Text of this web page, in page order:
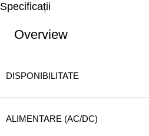
Specificații
Overview
DISPONIBILITATE
ALIMENTARE (AC/DC)